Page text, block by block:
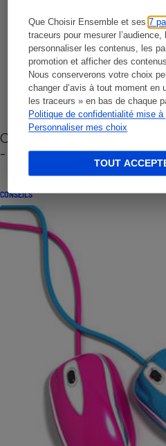
Que Choisir Ensemble et ses7
traceurs pour mesurer l’audience,
personnaliser les contenus, les
promotion et afficher des
Nous conserverons votre choix
changer d’avis à tout moment en
les traceurs » en bas de chaque
Politique de confidentialité mise
Personnaliser mes choix
TOUT
Cafetière à capsules zéro
- Premières impressions
CONSEILS